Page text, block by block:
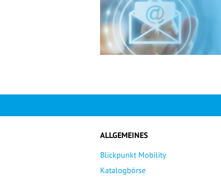
ALLGEMEINES
Blickpunkt Mobility
Katalogbörse